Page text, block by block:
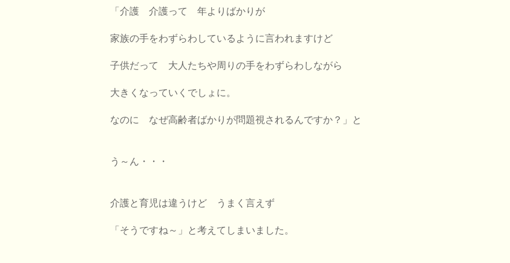
「介護 介護って 年よりばかりが
家族の手をわずらわしているように言われますけど
子供だって 大人たちや周りの手をわずらわしながら
大きくなっていくでしょに。
なのに なぜ高齢者ばかりが問題視されるんですか ？」と
う～ん・・・
介護と育児は違うけど うまく言えず
「そうですね～」と考えてしまいました。